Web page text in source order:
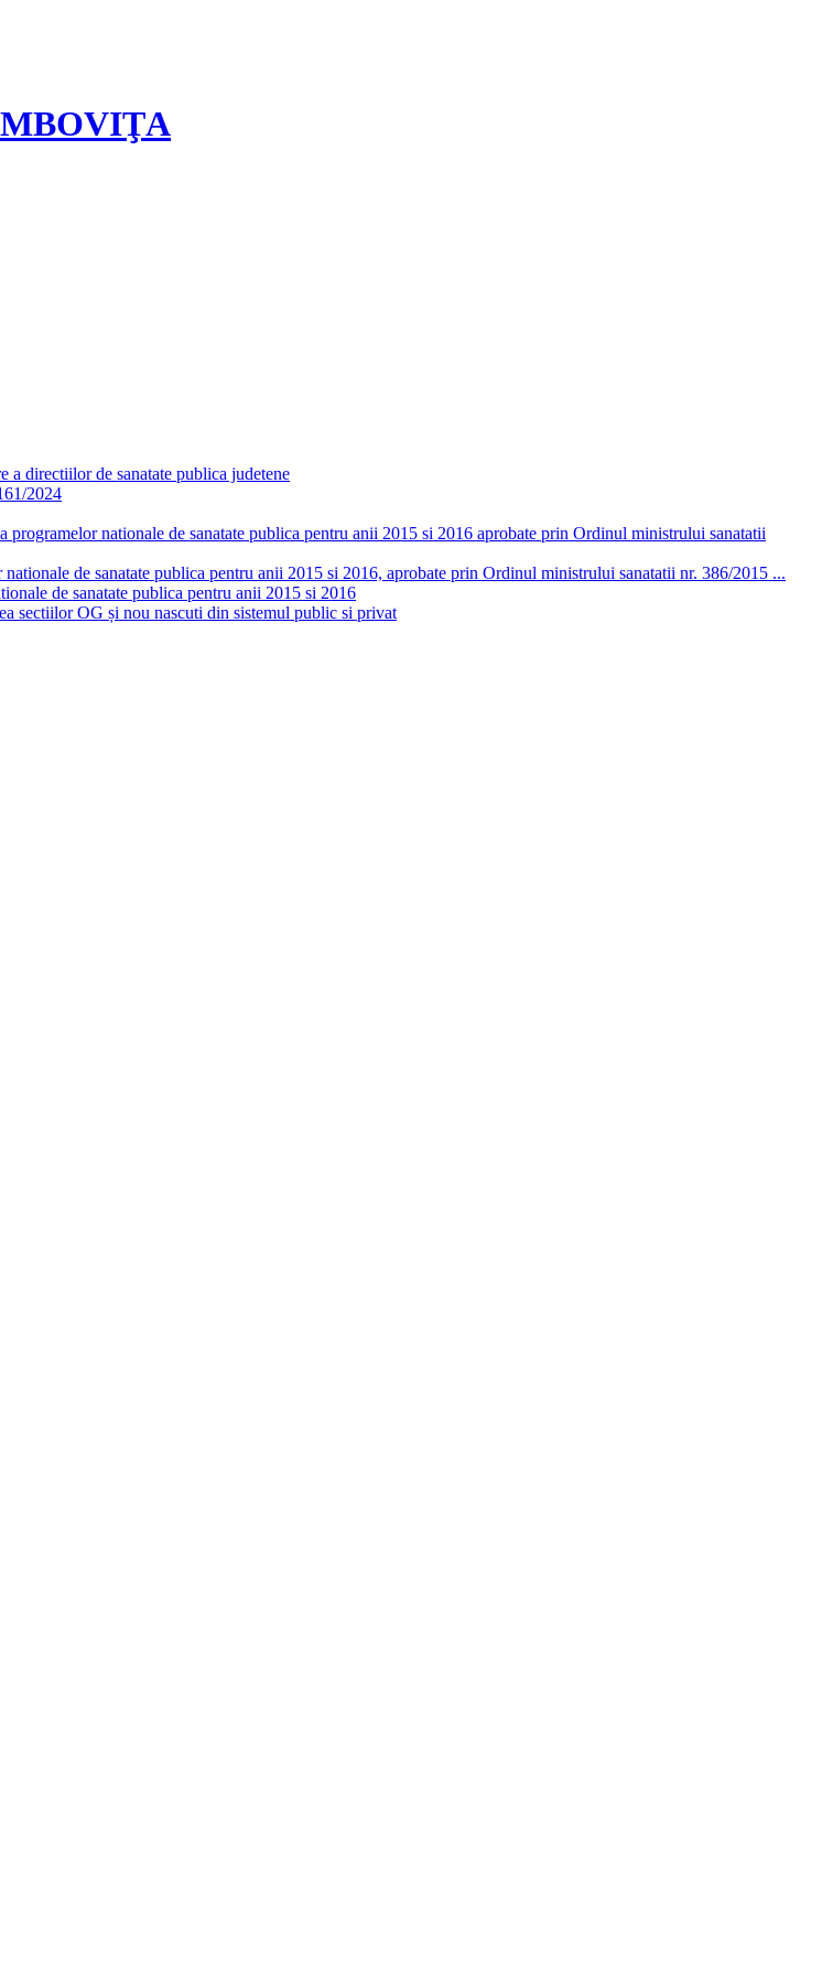
directiilor de sanatate publica judetene
2024
nationale de sanatate publica pentru anii 2015 si 2016 aprobate prin Ordinul ministrului sanatatii
de sanatate publica pentru anii 2015 si 2016, aprobate prin Ordinul ministrului sanatatii nr. 386/2015 ...
de sanatate publica pentru anii 2015 si 2016
sectiilor OG și nou nascuti din sistemul public si privat